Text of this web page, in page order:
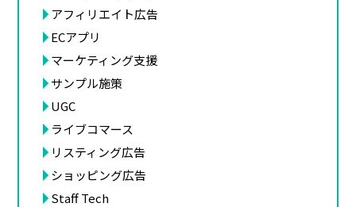
アフィリエイト広告
ECアプリ
マーケティング支援
サンプル施策
UGC
ライブコマース
リスティング広告
ショッピング広告
Staff Tech